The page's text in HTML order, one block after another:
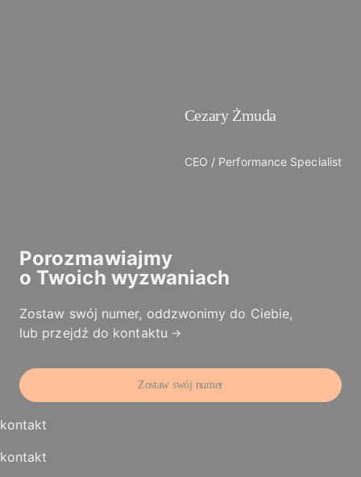
Cezary Żmuda
CEO / Performance Specialist
Porozmawiajmy
o Twoich wyzwaniach
Zostaw swój numer, oddzwonimy do Ciebie,
lub przejdź do kontaktu
Zostaw swój numer
kontakt
kontakt